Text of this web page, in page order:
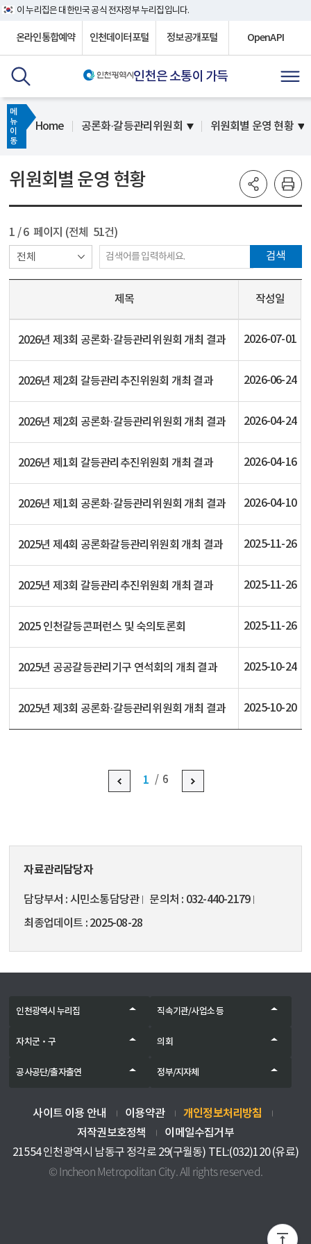
이 누리집은 대한민국 공식 전자정부 누리집입니다.
온라인통합예약 인천데이터포털 정보공개포털 OpenAPI
인천은 소통이 가득
메
뉴
이
동
Home 공론화·갈등관리위원회 위원회별 운영 현황
위원회별 운영 현황
1 / 6 페이지 (전체 51건)
검색
제목 작성일
2026년 제3회 공론화·갈등관리위원회 개최 결과 2026-07-01
2026년 제2회 갈등관리추진위원회 개최 결과 2026-06-24
2026년 제2회 공론화·갈등관리위원회 개최 결과 2026-04-24
2026년 제1회 갈등관리추진위원회 개최 결과 2026-04-16
2026년 제1회 공론화·갈등관리위원회 개최 결과 2026-04-10
2025년 제4회 공론화갈등관리위원회 개최 결과 2025-11-26
2025년 제3회 갈등관리추진위원회 개최 결과 2025-11-26
2025 인천갈등콘퍼런스 및 숙의토론회 2025-11-26
2025년 공공갈등관리기구 연석회의 개최 결과 2025-10-24
2025년 제3회 공론화·갈등관리위원회 개최 결과 2025-10-20
1 6
자료관리담당자
담당부서 시민소통담당관 문의처
032-440-2179
최종업데이트
2025-08-28
인천광역시 누리집 직속기관/사업소 등
자치군‧구 의회
공사공단/출자출연 정부/지자체
사이트 이용 안내 이용약관 개인정보처리방침
저작권보호정책
이메일수집거부
21554 인천광역시 남동구 정각로 29(구월동) TEL:(032)120 (유료)
© Incheon Metropolitan City. All rights reserved.